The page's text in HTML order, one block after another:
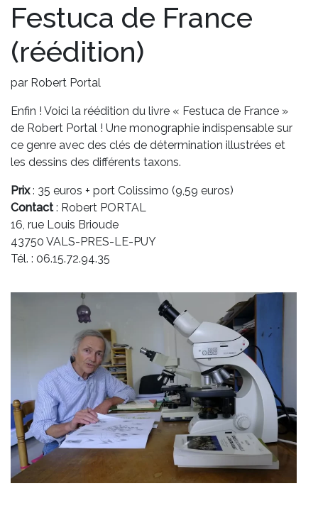
Festuca de France
(réédition)
par Robert Portal
Enfin ! Voici la réédition du livre « Festuca de France »
de Robert Portal ! Une monographie indispensable sur
ce genre avec des clés de détermination illustrées et
les dessins des différents taxons.
Prix: 35 euros + port Colissimo (9,59 euros)
Contact: Robert PORTAL
16, rue Louis Brioude
43750 VALS-PRES-LE-PUY
Tél. : 06.15.72.94.35